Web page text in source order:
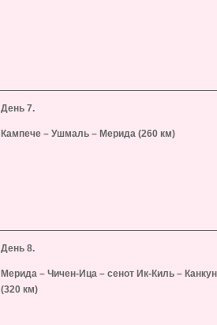
День 7.
Кампече – Ушмаль – Мерида (260 км)
День 8.
Мерида – Чичен-Ица – сенот Ик-Киль – Канкун
(320 км)